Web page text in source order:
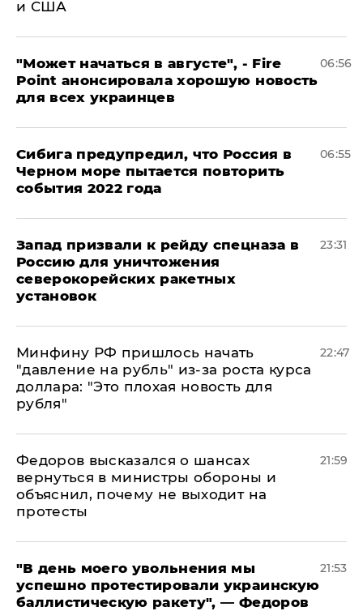
и США
"Может начаться в августе", - Fire
Point анонсировала хорошую новость
для всех украинцев
06:56
Сибига предупредил, что Россия в
Черном море пытается повторить
события 2022 года
06:55
Запад призвали к рейду спецназа в
Россию для уничтожения
северокорейских ракетных
установок
23:31
Минфину РФ пришлось начать
"давление на рубль" из-за роста курса
доллара: "Это плохая новость для
рубля"
22:47
Федоров высказался о шансах
вернуться в министры обороны и
объяснил, почему не выходит на
протесты
21:59
​"В день моего увольнения мы
успешно протестировали украинскую
баллистическую ракету", — Федоров
21:53